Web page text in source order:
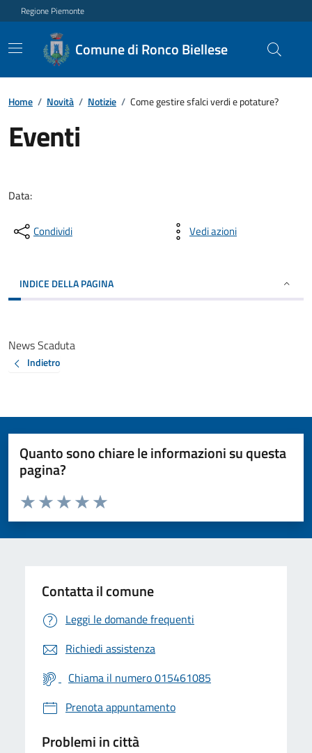
Regione Piemonte
Comune di Ronco Biellese
Home / Novità / Notizie / Come gestire sfalci verdi e potature?
Eventi
Data:
Condividi Vedi azioni
INDICE DELLA PAGINA
News Scaduta
Indietro
Quanto sono chiare le informazioni su questa
pagina?
Valuta da 1 a 5 stelle la pagina
Valuta 5 stelle su 5
Valuta 4 stelle su 5
Valuta 3 stelle su 5
Valuta 2 stelle su 5
Valuta 1 stelle su 5
Contatta il comune
Leggi le domande frequenti
Richiedi assistenza
Chiama il numero 015461085
Prenota appuntamento
Problemi in città